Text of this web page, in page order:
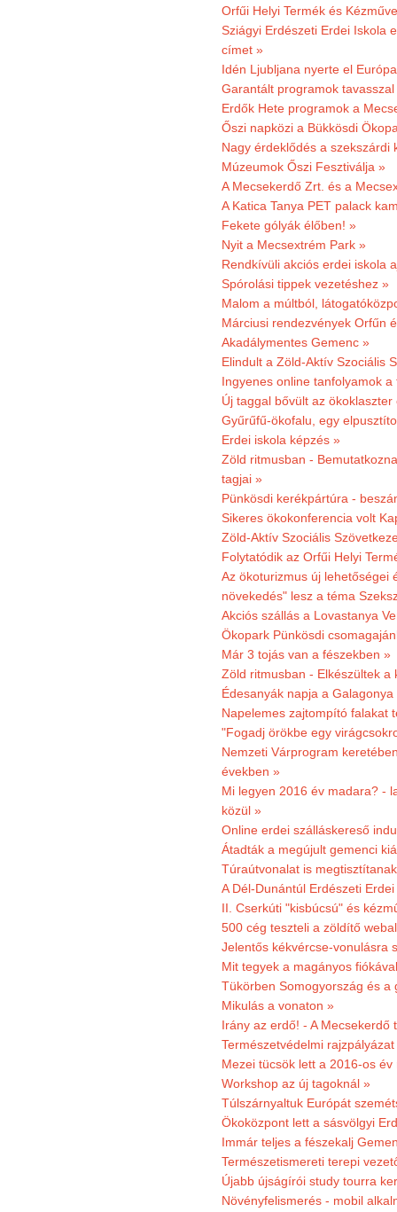
Orfűi Helyi Termék és
Sziágyi Erdészeti Erdei Iskola
címet »
Idén Ljubljana nyerte el
Garantált programok tavasszal
Erdők Hete programok a
Őszi napközi a Bükkösdi
Nagy érdeklődés a szekszárdi
Múzeumok Őszi Fesztiválja »
A Mecsekerdő Zrt. és a
A Katica Tanya PET palack
Fekete gólyák élőben! »
Nyit a Mecsextrém Park »
Rendkívüli akciós erdei iskola
Spórolási tippek vezetéshez »
Malom a múltból,
Márciusi rendezvények Orfűn
Akadálymentes Gemenc »
Elindult a Zöld-Aktív Szociális
Ingyenes online tanfolyamok
Új taggal bővült az ökoklaszter
Gyűrűfű-ökofalu, egy
Erdei iskola képzés »
Zöld ritmusban -
tagjai »
Pünkösdi kerékpártúra -
Sikeres ökokonferencia volt
Zöld-Aktív Szociális
Folytatódik az Orfűi Helyi
Az ökoturizmus új lehetőségei
növekedés" lesz a téma
Akciós szállás a Lovastanya
Ökopark Pünkösdi
Már 3 tojás van a fészekben »
Zöld ritmusban - Elkészültek
Édesanyák napja a
Napelemes zajtompító falakat
"Fogadj örökbe egy
Nemzeti Várprogram
években »
Mi legyen 2016 év madara? -
közül »
Online erdei szálláskereső
Átadták a megújult gemenci
Túraútvonalat is
A Dél-Dunántúl Erdészeti
II. Cserkúti "kisbúcsú" és
500 cég teszteli a zöldítő
Jelentős kékvércse-vonulásra
Mit tegyek a magányos
Tükörben Somogyország és a
Mikulás a vonaton »
Irány az erdő! - A
Természetvédelmi
Mezei tücsök lett a 2016-os év
Workshop az új tagoknál »
Túlszárnyaltuk Európát
Ökoközpont lett a sásvölgyi
Immár teljes a fészekalj
Természetismereti terepi
Újabb újságírói study tourra
Növényfelismerés - mobil